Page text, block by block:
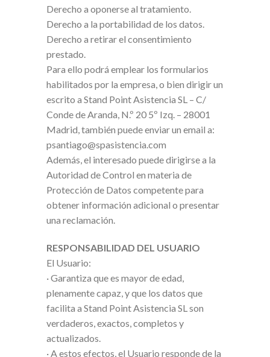
Derecho a oponerse al tratamiento.
Derecho a la portabilidad de los datos.
Derecho a retirar el consentimiento
prestado.
Para ello podrá emplear los formularios
habilitados por la empresa, o bien dirigir un
escrito a Stand Point Asistencia SL – C/
Conde de Aranda, N.º 20 5º Izq. – 28001
Madrid, también puede enviar un email a:
psantiago@spasistencia.com
Además, el interesado puede dirigirse a la
Autoridad de Control en materia de
Protección de Datos competente para
obtener información adicional o presentar
una reclamación.
RESPONSABILIDAD DEL USUARIO
El Usuario:
· Garantiza que es mayor de edad,
plenamente capaz, y que los datos que
facilita a Stand Point Asistencia SL son
verdaderos, exactos, completos y
actualizados.
· A estos efectos, el Usuario responde de la